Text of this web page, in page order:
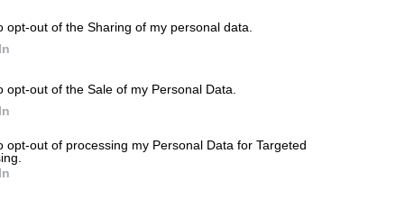
opt-out of the Sharing of my personal data.
opt-out of the Sale of my Personal Data.
opt-out of processing my Personal Data for Targeted
Θέατρο|29.06.2026 23:00
μεγάλη διεθνής συμπαραγωγή